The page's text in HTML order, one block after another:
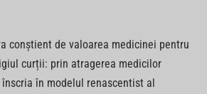
conștient de valoarea medicinei pentru
curții: prin atragerea medicilor
în modelul renascentist al